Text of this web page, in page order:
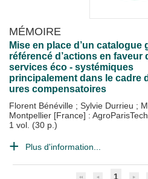
MÉMOIRE
Mise en place d’un catalogue
référencé d’actions en faveur
services éco - systémiques
principalement dans le cadre
ures compensatoires
Florent Bénéville ; Sylvie Durrieu ;
Montpellier [France] : AgroParisTech
1 vol. (30 p.)
Plus d'information...
1